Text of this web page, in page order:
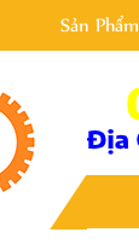
Sản Phẩm